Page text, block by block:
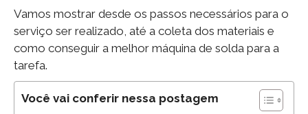
Vamos mostrar desde os passos necessários para o
serviço ser realizado, até a coleta dos materiais e
como conseguir a melhor máquina de solda para a
tarefa.
Você vai conferir nessa postagem